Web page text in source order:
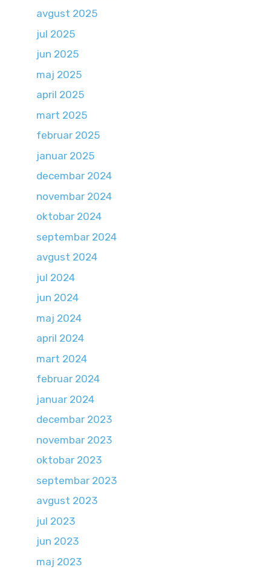
avgust 2025
jul 2025
jun 2025
maj 2025
april 2025
mart 2025
februar 2025
januar 2025
decembar 2024
novembar 2024
oktobar 2024
septembar 2024
avgust 2024
jul 2024
jun 2024
maj 2024
april 2024
mart 2024
februar 2024
januar 2024
decembar 2023
novembar 2023
oktobar 2023
septembar 2023
avgust 2023
jul 2023
jun 2023
maj 2023